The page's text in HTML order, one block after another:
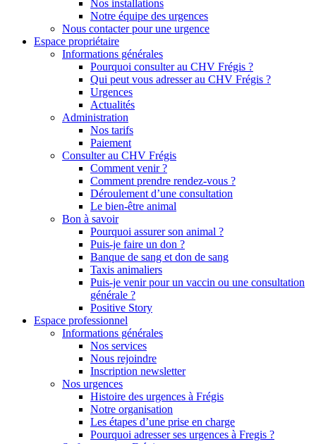
Nos installations
Notre équipe des urgences
Nous contacter pour une urgence
Espace propriétaire
Informations générales
Pourquoi consulter au CHV Frégis ?
Qui peut vous adresser au CHV Frégis ?
Urgences
Actualités
Administration
Nos tarifs
Paiement
Consulter au CHV Frégis
Comment venir ?
Comment prendre rendez-vous ?
Déroulement d’une consultation
Le bien-être animal
Bon à savoir
Pourquoi assurer son animal ?
Puis-je faire un don ?
Banque de sang et don de sang
Taxis animaliers
Puis-je venir pour un vaccin ou une consultation
générale ?
Positive Story
Espace professionnel
Informations générales
Nos services
Nous rejoindre
Inscription newsletter
Nos urgences
Histoire des urgences à Frégis
Notre organisation
Les étapes d’une prise en charge
Pourquoi adresser ses urgences à Fregis ?